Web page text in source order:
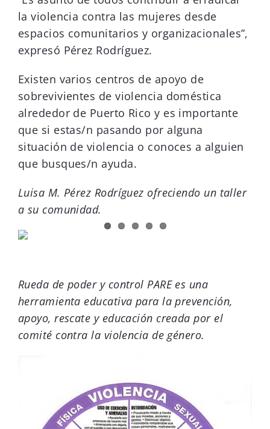
la violencia contra las mujeres desde
espacios comunitarios y organizacionales”,
expresó Pérez Rodríguez.
Existen varios centros de apoyo de
sobrevivientes de violencia doméstica
alrededor de Puerto Rico y es importante
que si estas/n pasando por alguna
situación de violencia o conoces a alguien
que busques/n ayuda.
Luisa M. Pérez Rodríguez ofreciendo un taller
a su comunidad.
Rueda de poder y control PARE es una
herramienta educativa para la prevención,
apoyo, rescate y educación creada por el
comité contra la violencia de género.